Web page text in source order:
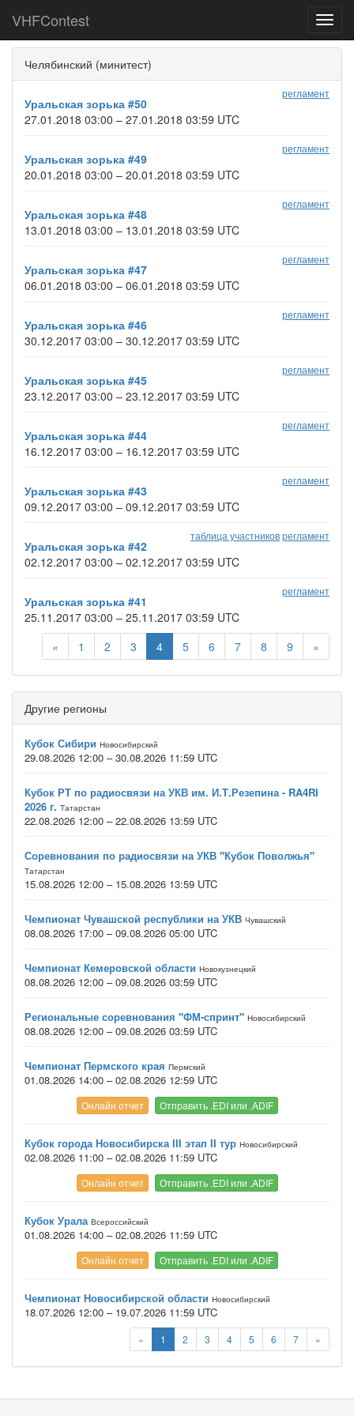
VHFContest
Челябинский (минитест)
регламент
Уральская зорька #50
27.01.2018 03:00 – 27.01.2018 03:59 UTC
регламент
Уральская зорька #49
20.01.2018 03:00 – 20.01.2018 03:59 UTC
регламент
Уральская зорька #48
13.01.2018 03:00 – 13.01.2018 03:59 UTC
регламент
Уральская зорька #47
06.01.2018 03:00 – 06.01.2018 03:59 UTC
регламент
Уральская зорька #46
30.12.2017 03:00 – 30.12.2017 03:59 UTC
регламент
Уральская зорька #45
23.12.2017 03:00 – 23.12.2017 03:59 UTC
регламент
Уральская зорька #44
16.12.2017 03:00 – 16.12.2017 03:59 UTC
регламент
Уральская зорька #43
09.12.2017 03:00 – 09.12.2017 03:59 UTC
таблица участниковрегламент
Уральская зорька #42
02.12.2017 03:00 – 02.12.2017 03:59 UTC
регламент
Уральская зорька #41
25.11.2017 03:00 – 25.11.2017 03:59 UTC
«
1 2 3 4 5 6 7 8 9 »
Другие регионы
Кубок Сибири Новосибирский
29.08.2026 12:00 – 30.08.2026 11:59 UTC
Кубок РТ по радиосвязи на УКВ им. И.Т.Резепина - RA4RI
2026 г. Татарстан
22.08.2026 12:00 – 22.08.2026 13:59 UTC
Соревнования по радиосвязи на УКВ "Кубок Поволжья"
Татарстан
15.08.2026 12:00 – 15.08.2026 13:59 UTC
Чемпионат Чувашской республики на УКВ Чувашский
08.08.2026 17:00 – 09.08.2026 05:00 UTC
Чемпионат Кемеровской области Новокузнецкий
08.08.2026 12:00 – 09.08.2026 03:59 UTC
Региональные соревнования "ФМ-спринт" Новосибирский
08.08.2026 12:00 – 09.08.2026 03:59 UTC
Чемпионат Пермского края Пермский
01.08.2026 14:00 – 02.08.2026 12:59 UTC
Онлайн отчет Отправить .EDI или .ADIF
Кубок города Новосибирска III этап II тур Новосибирский
02.08.2026 11:00 – 02.08.2026 11:59 UTC
Онлайн отчет Отправить .EDI или .ADIF
Кубок Урала Всероссийский
01.08.2026 14:00 – 02.08.2026 11:59 UTC
Онлайн отчет Отправить .EDI или .ADIF
Чемпионат Новосибирской области Новосибирский
18.07.2026 12:00 – 19.07.2026 11:59 UTC
« 1 2 3 4 5 6 7 »